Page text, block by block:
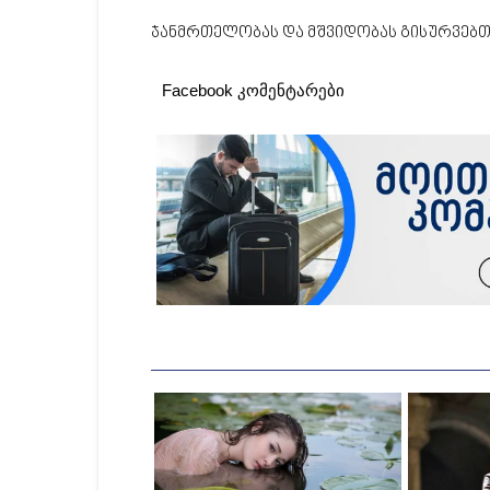
ჯანმრთელობას და მშვიდობას
Facebook კომენტარები